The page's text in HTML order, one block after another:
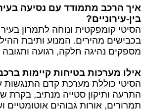
איך הרכב מתמודד עם נסיעה
בין‑עירוניים?
הסיטי קומפקטית ונוחה לתמרון
בכבישים מהירים. המנוע ותיבת
מספקים נהיגה חלקה, רגועה
אילו מערכות בטיחות קיימות
הסיטי כוללת מערכת קדם התנגשות
התרעה ותיקון סטייה מנתיב, בקרת
תמרורים, אורות גבוהים אוטומטיים